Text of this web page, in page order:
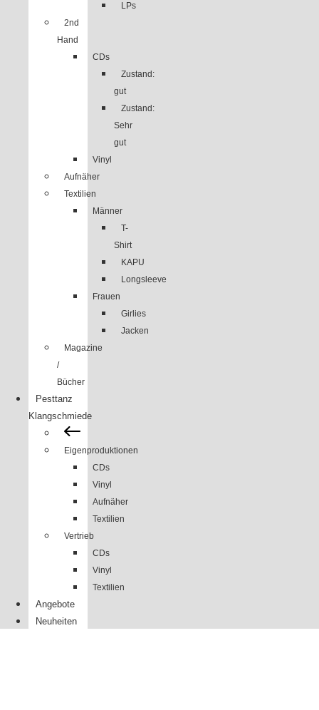
LPs
2nd
Hand
CDs
Zustand:
gut
Zustand:
Sehr
gut
Vinyl
Aufnäher
Textilien
Männer
T-
Shirt
KAPU
Longsleeve
Frauen
Girlies
Jacken
Magazine
/
Bücher
Pesttanz
Klangschmiede
Eigenproduktionen
CDs
Vinyl
Aufnäher
Textilien
Vertrieb
CDs
Vinyl
Textilien
Angebote
Neuheiten